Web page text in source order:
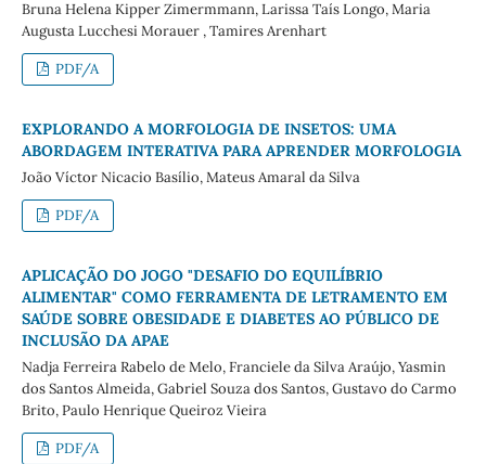
Bruna Helena Kipper Zimermmann, Larissa Taís Longo, Maria
Augusta Lucchesi Morauer , Tamires Arenhart
PDF/A
EXPLORANDO A MORFOLOGIA DE INSETOS: UMA
ABORDAGEM INTERATIVA PARA APRENDER MORFOLOGIA
João Víctor Nicacio Basílio, Mateus Amaral da Silva
PDF/A
APLICAÇÃO DO JOGO "DESAFIO DO EQUILÍBRIO
ALIMENTAR" COMO FERRAMENTA DE LETRAMENTO EM
SAÚDE SOBRE OBESIDADE E DIABETES AO PÚBLICO DE
INCLUSÃO DA APAE
Nadja Ferreira Rabelo de Melo, Franciele da Silva Araújo, Yasmin
dos Santos Almeida, Gabriel Souza dos Santos, Gustavo do Carmo
Brito, Paulo Henrique Queiroz Vieira
PDF/A